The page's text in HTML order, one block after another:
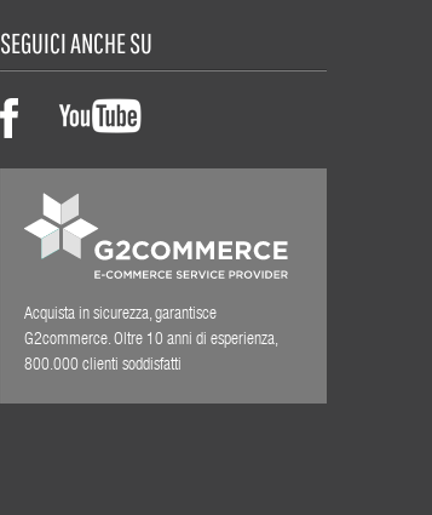
SEGUICI ANCHE SU
Acquista in sicurezza, garantisce
G2commerce. Oltre 10 anni di esperienza,
800.000 clienti soddisfatti